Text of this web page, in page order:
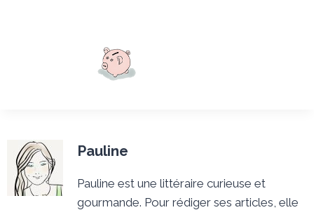
Pauline
Pauline est une littéraire curieuse et
gourmande. Pour rédiger ses articles, elle